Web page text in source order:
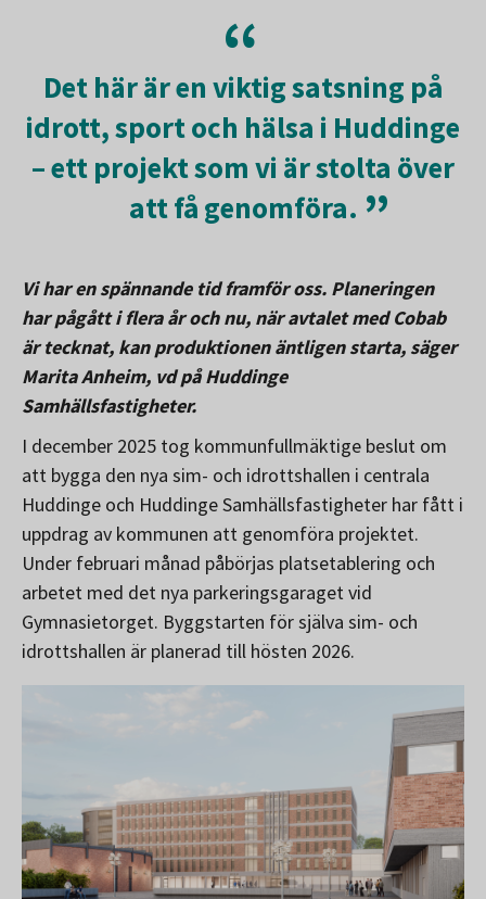
Det här är en viktig satsning på
idrott, sport och hälsa i Huddinge
– ett projekt som vi är stolta över
att få genomföra.
Vi har en spännande tid framför oss. Planeringen
har pågått i flera år och nu, när avtalet med Cobab
är tecknat, kan produktionen äntligen starta, säger
Marita Anheim, vd på Huddinge
Samhällsfastigheter.
I december 2025 tog kommunfullmäktige beslut om
att bygga den nya sim- och idrottshallen i centrala
Huddinge och Huddinge Samhällsfastigheter har fått i
uppdrag av kommunen att genomföra projektet.
Under februari månad påbörjas platsetablering och
arbetet med det nya parkeringsgaraget vid
Gymnasietorget. Byggstarten för själva sim- och
idrottshallen är planerad till hösten 2026.